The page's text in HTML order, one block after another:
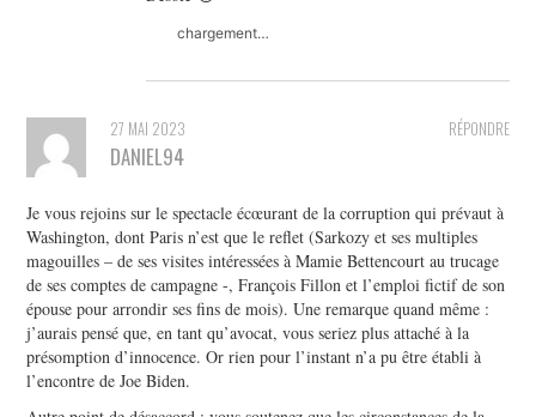
chargement…
RÉPONDRE
27 MAI 2023
DANIEL94
Je vous rejoins sur le spectacle écœurant de la corruption qui prévaut à
Washington, dont Paris n’est que le reflet (Sarkozy et ses multiples
magouilles – de ses visites intéressées à Mamie Bettencourt au trucage
de ses comptes de campagne -, François Fillon et l’emploi fictif de son
épouse pour arrondir ses fins de mois). Une remarque quand même :
j’aurais pensé que, en tant qu’avocat, vous seriez plus attaché à la
présomption d’innocence. Or rien pour l’instant n’a pu être établi à
l’encontre de Joe Biden.